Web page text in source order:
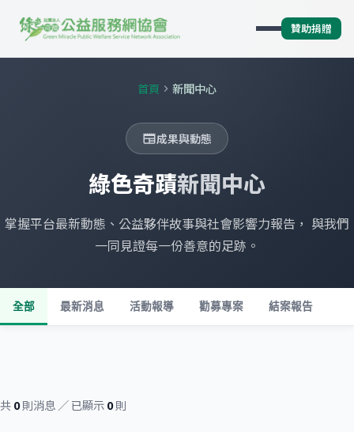
贊助捐贈
首頁 chevron_right 新聞中心
newspaper成果與動態
綠色奇蹟新聞中心
掌握平台最新動態、公益夥伴故事與社會影響力報告， 與我們
一同見證每一份善意的足跡。
全部 最新消息 活動報導 勸募專案 結案報告
共0則消息 ／ 已顯示0則